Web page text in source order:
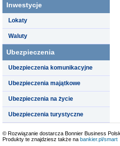
Inwestycje
Lokaty
Waluty
Ubezpieczenia
Ubezpieczenia komunikacyjne
Ubezpieczenia majątkowe
Ubezpieczenia na życie
Ubezpieczenia turystyczne
© Rozwiązanie dostarcza Bonnier Business
Produkty te znajdziesz także na bankier.pl/smart